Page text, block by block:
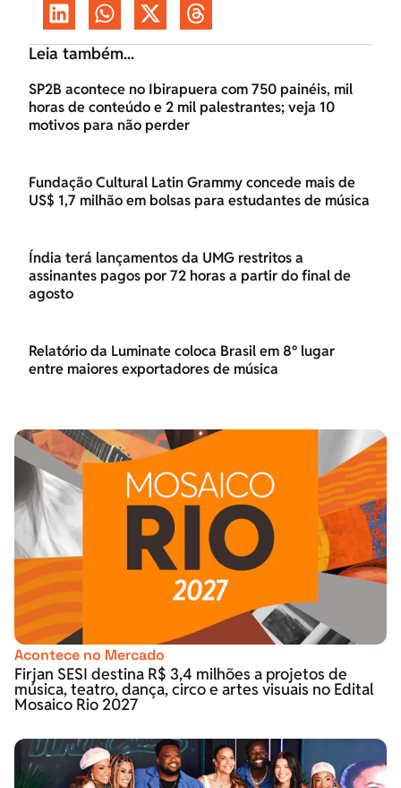
Leia também...
SP2B acontece no Ibirapuera com 750 painéis, mil
horas de conteúdo e 2 mil palestrantes; veja 10
motivos para não perder
Fundação Cultural Latin Grammy concede mais de
US$ 1,7 milhão em bolsas para estudantes de música
Índia terá lançamentos da UMG restritos a
assinantes pagos por 72 horas a partir do final de
agosto
Relatório da Luminate coloca Brasil em 8º lugar
entre maiores exportadores de música
Acontece no Mercado
Firjan SESI destina R$ 3,4 milhões a projetos de
música, teatro, dança, circo e artes visuais no Edital
Mosaico Rio 2027